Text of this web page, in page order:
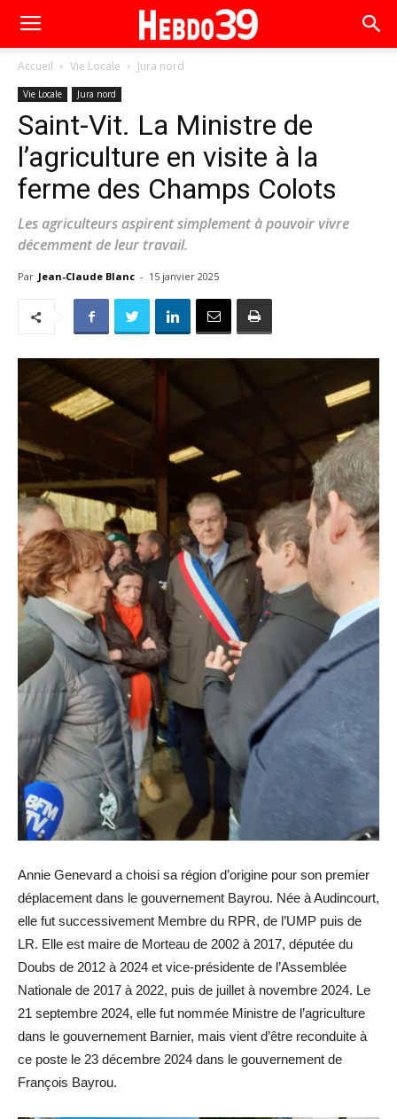
Accueil Vie Locale Jura nord
Vie Locale Jura nord
Saint-Vit. La Ministre de
l’agriculture en visite à la
ferme des Champs Colots
Les agriculteurs aspirent simplement à pouvoir vivre
décemment de leur travail.
Par Jean-Claude Blanc - 15 janvier 2025
Annie Genevard a choisi sa région d’origine pour son premier
déplacement dans le gouvernement Bayrou. Née à Audincourt,
elle fut successivement Membre du RPR, de l’UMP puis de
LR. Elle est maire de Morteau de 2002 à 2017, députée du
Doubs de 2012 à 2024 et vice-présidente de l’Assemblée
Nationale de 2017 à 2022, puis de juillet à novembre 2024. Le
21 septembre 2024, elle fut nommée Ministre de l’agriculture
dans le gouvernement Barnier, mais vient d’être reconduite à
ce poste le 23 décembre 2024 dans le gouvernement de
François Bayrou.